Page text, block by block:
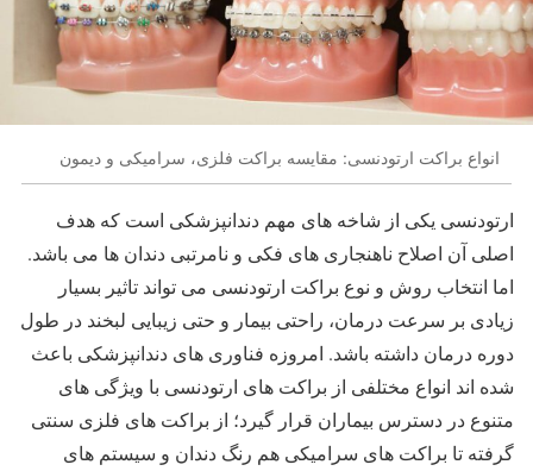
انواع براکت ارتودنسی: مقایسه براکت فلزی، سرامیکی و دیمون
ارتودنسی یکی از شاخه های مهم دندانپزشکی است که هدف
اصلی آن اصلاح ناهنجاری های فکی و نامرتبی دندان ها می باشد.
اما انتخاب روش و نوع براکت ارتودنسی می تواند تاثیر بسیار
زیادی بر سرعت درمان، راحتی بیمار و حتی زیبایی لبخند در طول
دوره درمان داشته باشد. امروزه فناوری های دندانپزشکی باعث
شده اند انواع مختلفی از براکت های ارتودنسی با ویژگی های
متنوع در دسترس بیماران قرار گیرد؛ از براکت های فلزی سنتی
گرفته تا براکت های سرامیکی هم رنگ دندان و سیستم های